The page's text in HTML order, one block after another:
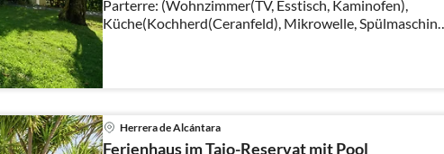
Parterre: (Wohnzimmer(TV, Esstisch, Kaminofen),
Küche(Kochherd(Ceranfeld), Mikrowelle, Spülmaschine),
Schlafzimmer(Doppelbett), Schlafzimmer(Etagenbett)
Herrera de Alcántara
Ferienhaus im Tajo-Reservat mit Pool